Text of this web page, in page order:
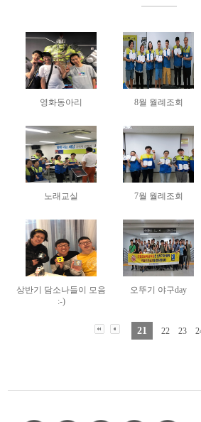
영화동아리 8월 월례조회
노래교실 7월 월례조회
상반기 담소나들이 모음
:-)
오뚜기 야구day
21 22 23